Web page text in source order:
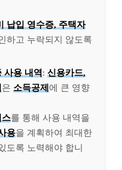
납입 영수증, 주택자
하고 누락되지 않도록
사용 내역 : 신용카드,
은 소득공제 에 큰 영향
스를 통해 사용 내역을
용을 계획하여 최대한
도록 노력해야 합니